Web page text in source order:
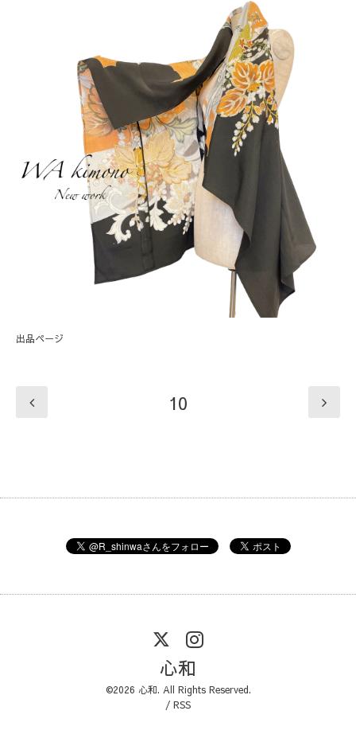
出品ページ
10
心和
©2026 心和. All Rights Reserved.
/ RSS